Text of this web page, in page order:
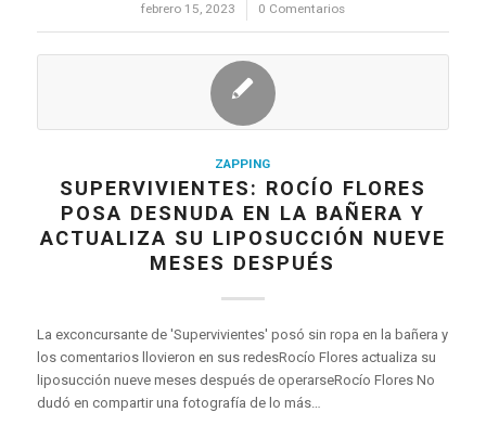
febrero 15, 2023
/ 0 Comentarios
ZAPPING
SUPERVIVIENTES: ROCÍO FLORES
POSA DESNUDA EN LA BAÑERA Y
ACTUALIZA SU LIPOSUCCIÓN NUEVE
MESES DESPUÉS
La exconcursante de 'Supervivientes' posó sin ropa en la bañera y
los comentarios llovieron en sus redesRocío Flores actualiza su
liposucción nueve meses después de operarseRocío Flores No
dudó en compartir una fotografía de lo más…